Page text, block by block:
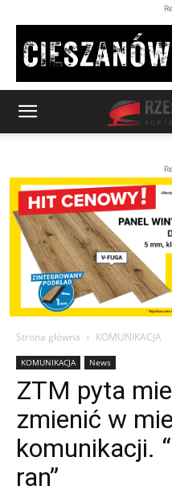
Strona główna KOMUNIKACJA
KOMUNIKACJA News
ZTM pyta
zmienić w
komunikacji.
ran”